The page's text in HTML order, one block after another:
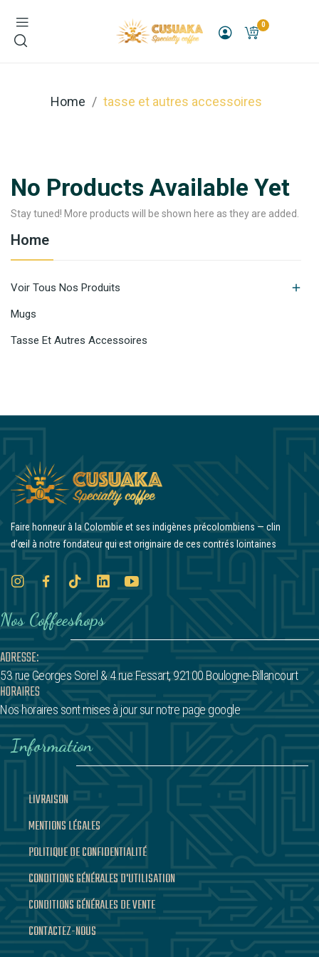
0
Home tasse et autres accessoires
Home
Voir Tous Nos Produits 
Mugs
Tasse Et Autres Accessoires
No Products Available Yet
Stay tuned! More products will be shown here as they are added.
Faire honneur à la Colombie et ses indigènes précolombiens — clin
d’œil à notre fondateur qui est originaire de ces contrés lointaines
Nos Coffeeshops
ADRESSE:
53 rue Georges Sorel & 4 rue Fessart, 92100 Boulogne-Billancourt
HORAIRES
Nos horaires sont mises à jour sur notre page google
Information
LIVRAISON
MENTIONS LÉGALES
POLITIQUE DE CONFIDENTIALITÉ
CONDITIONS GÉNÉRALES D'UTILISATION
CONDITIONS GÉNÉRALES DE VENTE
CONTACTEZ-NOUS